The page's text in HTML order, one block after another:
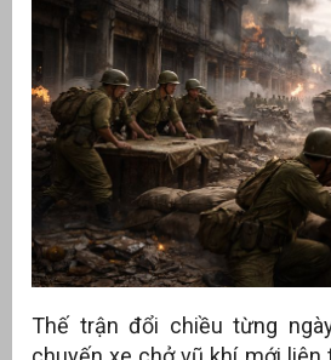
Thế trận đổi chiều từng